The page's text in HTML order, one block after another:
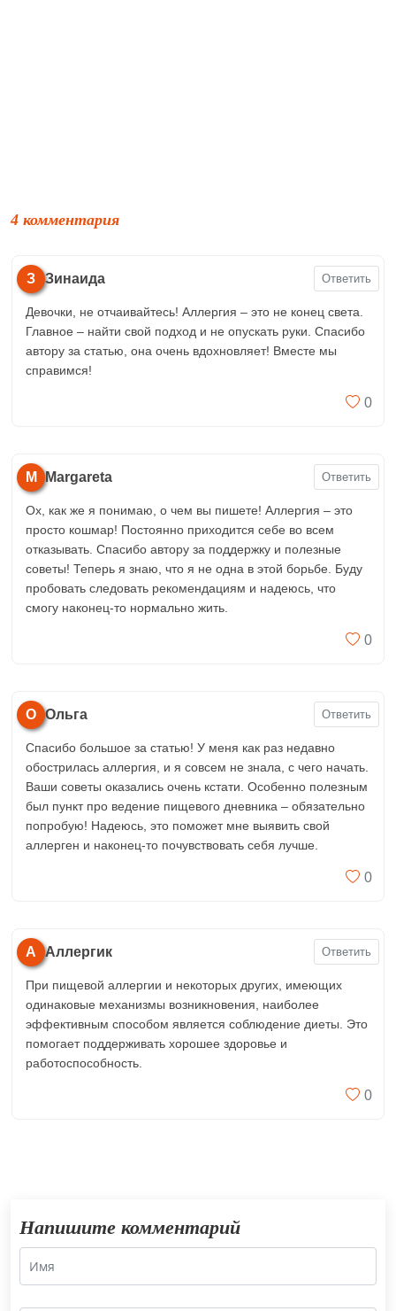
4 комментария
З Зинаида Ответить
Девочки, не отчаивайтесь! Аллергия – это не конец света.
Главное – найти свой подход и не опускать руки. Спасибо
автору за статью, она очень вдохновляет! Вместе мы
справимся!
0
M Margareta Ответить
Ох, как же я понимаю, о чем вы пишете! Аллергия – это
просто кошмар! Постоянно приходится себе во всем
отказывать. Спасибо автору за поддержку и полезные
советы! Теперь я знаю, что я не одна в этой борьбе. Буду
пробовать следовать рекомендациям и надеюсь, что
смогу наконец-то нормально жить.
0
О Ольга Ответить
Спасибо большое за статью! У меня как раз недавно
обострилась аллергия, и я совсем не знала, с чего начать.
Ваши советы оказались очень кстати. Особенно полезным
был пункт про ведение пищевого дневника – обязательно
попробую! Надеюсь, это поможет мне выявить свой
аллерген и наконец-то почувствовать себя лучше.
0
А Аллергик Ответить
При пищевой аллергии и некоторых других, имеющих
одинаковые механизмы возникновения, наиболее
эффективным способом является соблюдение диеты. Это
помогает поддерживать хорошее здоровье и
работоспособность.
0
Напишите комментарий